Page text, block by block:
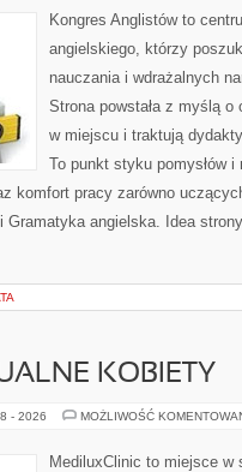
Kongres Anglistów to
angielskiego, którzy
nauczania i wdrażalnych
Strona powstała z myślą
w miejscu i traktują
To punkt styku pomysłów
komfort pracy zarówno
Gramatyka angielska. Idea
KOBIETY
- 2026 MOŻLIWOŚĆ
MediluxClinic to miejsce